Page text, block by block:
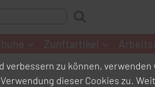
zu können, verwenden
dieser Cookies zu.